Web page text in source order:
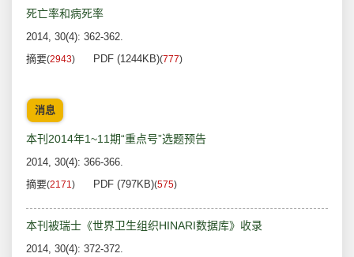
死亡率和病死率
2014, 30(4): 362-362.
摘要(2943) PDF (1244KB)(777)
消息
本刊2014年1~11期“重点号”选题预告
2014, 30(4): 366-366.
摘要(2171) PDF (797KB)(575)
本刊被瑞士《世界卫生组织HINARI数据库》收录
2014, 30(4): 372-372.